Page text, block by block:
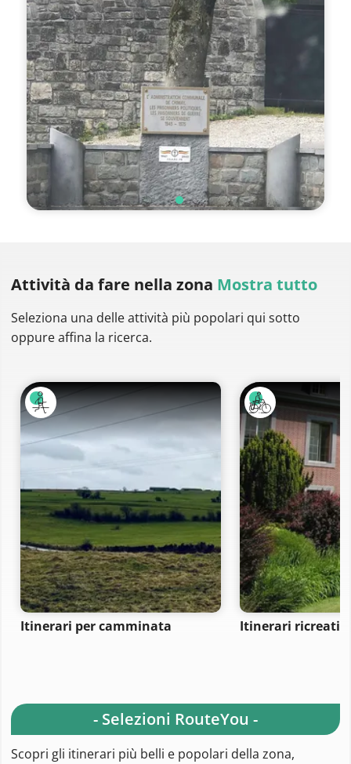
Attività da fare nella zona Mostra tutto
Seleziona una delle attività più popolari qui sotto
oppure affina la ricerca.
Itinerari per camminata Itinerari
- Selezioni RouteYou -
Scopri gli itinerari più belli e popolari della zona,